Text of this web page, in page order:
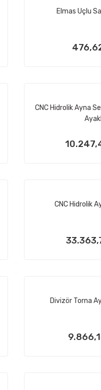
Elmas Uçlu
CNC Hidrolik Ayna
CNC Hidrolik
Divizör Torna